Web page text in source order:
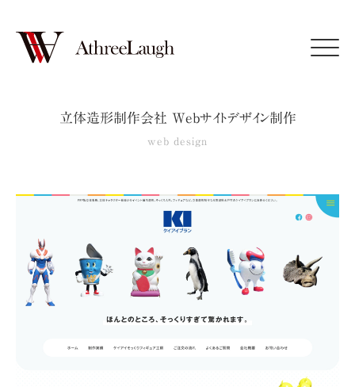
Click
立体造形制作会社 Webサイトデザイン制作
web design